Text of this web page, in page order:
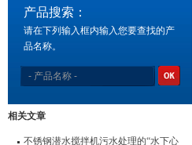
产品搜索：
请在下列输入框内输入您要查找的产
品名称。
相关文章
不锈钢潜水搅拌机污水处理的“水下心